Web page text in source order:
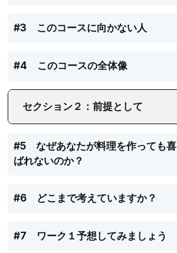
#3 このコースに向かない人
#4 このコースの全体像
セクション２：前提として
#5 なぜあなたが料理を作っても喜
ばれないのか？
#6 どこまで考えていますか？
#7 ワーク１予想してみましょう